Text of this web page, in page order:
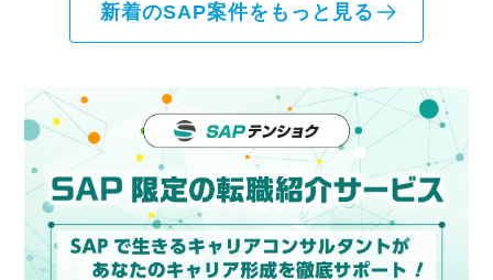
新着のSAP案件をもっと見る